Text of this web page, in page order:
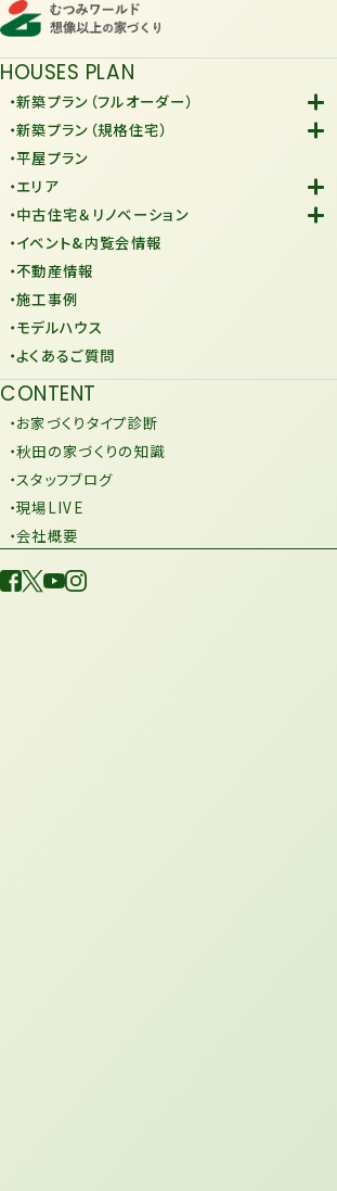
HOUSES PLAN
・新築プラン（フルオーダー）
-Fiore
・新築プラン（規格住宅）
-規格住宅
-KURAFIT
-JiU
・平屋プラン
・エリア
-潟上市
-由利本荘市
・中古住宅＆リノベーション
-中古住宅
-リノベーション
・イベント&内覧会情報
・不動産情報
・施工事例
・モデルハウス
・よくあるご質問
CONTENT
・お家づくりタイプ診断
・秋田の家づくりの知識
・スタッフブログ
・現場LIVE
・会社概要